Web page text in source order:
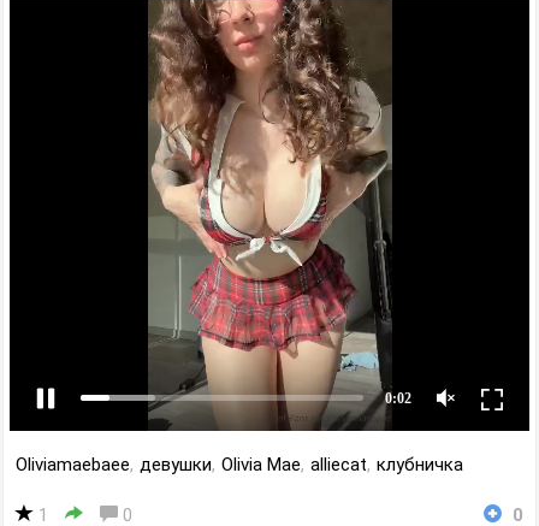
Oliviamaebaee, девушки, Olivia Mae, alliecat, клубничка
1 0 0